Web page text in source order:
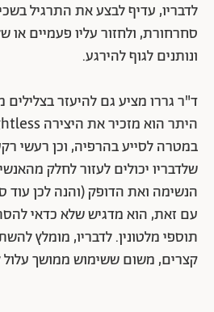
לדבריו, עדיף לבצע את התרגיל
סחרחורת, ולחזור עליו פעמיים או
ונותנים לגוף להירגע.
ד"ר גררו מציע גם להיעזר בצלילים
במטרה לסייע בהרפיה, וכן רעשי
שלדבריו יכולים לעזור לחלק
הנשימה ואת הדופק (והנה לכן עוד
עם זאת, הוא מדגיש שלא כדאי
תוספי מלטונין. לדבריו, מומלץ
קצרים, משום ששימוש ממושך